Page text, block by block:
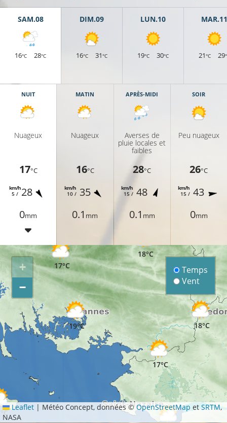
SAM.08
16°C 28°C
DIM.09
16°C 31°C
LUN.10
19°C 30°C
MAR.11
21°C 29
NUIT
Nuageux
17°C
5 /
km/h28
0mm
MATIN
Nuageux
16°C
10 /
km/h 35
0.1 mm
APRÈS-MIDI
Averses de
pluie locales et
faibles
28°C
15 /
km/h 48
0.1 mm
SOIR
Peu nuageux
26°C
15 /
km/h 43
0mm
17°C
18°C
17°C
17°C
19°C
20°C
18°C
+
−
Temps
Vent
Leaflet | Météo Concept, données ©OpenStreetMap etSRTM,
NASA